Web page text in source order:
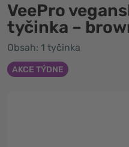
VeePro
tyčinka –
Obsah: 1 tyčinka
AKCE TÝDNE